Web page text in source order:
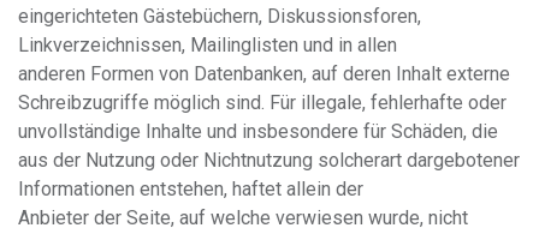
eingerichteten Gästebüchern, Diskussionsforen,
Linkverzeichnissen, Mailinglisten und in allen
anderen Formen von Datenbanken, auf deren Inhalt externe
Schreibzugriffe möglich sind. Für illegale, fehlerhafte oder
unvollständige Inhalte und insbesondere für Schäden, die
aus der Nutzung oder Nichtnutzung solcherart dargebotener
Informationen entstehen, haftet allein der
Anbieter der Seite, auf welche verwiesen wurde, nicht